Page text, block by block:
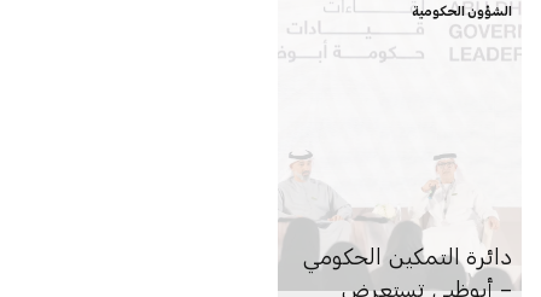
الشؤون الحكومية
دائرة التمكين الحكومي
– أبوظبي تستعرض